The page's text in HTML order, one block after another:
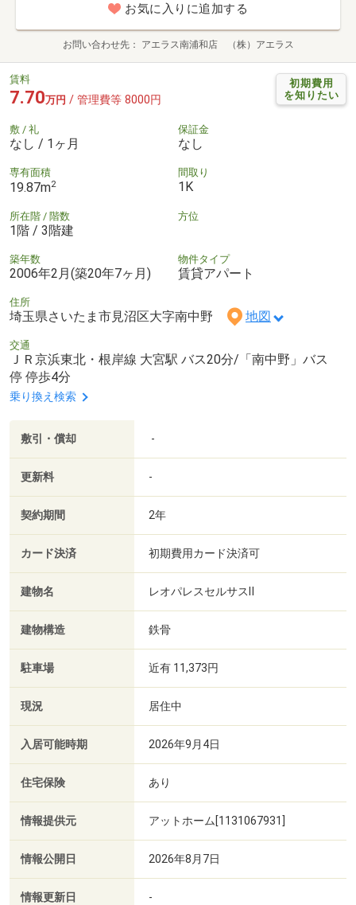
お気に入りに追加する
お問い合わせ先 アエラス南浦和店 （株）アエラス
初期費用
を知りたい
賃料
7.70万円 / 管理費等 8000円
敷 / 礼
なし / 1ヶ月
保証金
なし
専有面積
19.87m2
間取り
1K
所在階 / 階数
1階 / 3階建
方位
築年数
2006年2月(築20年7ヶ月)
物件タイプ
賃貸アパート
住所
埼玉県さいたま市見沼区大字南中野 地図
交通
ＪＲ京浜東北・根岸線 大宮駅 バス20分/「南中野」バス
停 停歩4分
乗り換え検索
敷引・償却 -
更新料 -
契約期間 2年
カード決済 初期費用カード決済可
建物名 レオパレスセルサスⅡ
建物構造 鉄骨
駐車場 近有 11,373円
現況 居住中
入居可能時期 2026年9月4日
住宅保険 あり
情報提供元 アットホーム[1131067931]
情報公開日 2026年8月7日
情報更新日 -